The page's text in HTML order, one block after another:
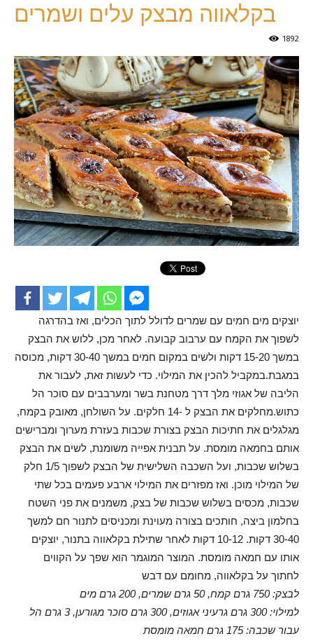
בקלאווה מבצק עלים ושמרים
1892
יוצקים מים חמים עם שמרים לדולל לתוך הכלים, ואז בהדרגה
לשפוך את הקמח עם ערבוב קבועה. לאחר מכן, ללוש את הבצק
במשך 15-20 דקות ולשים במקום חמים במשך 30-40 דקות, מכוסה
במגבת.במקביל להכין את המילוי. כדי לעשות זאת, לעבור את
הליבה של אגוזי מלך דרך מטחנת בשר ומערבבים עם סוכר הל
כתוש.מחלקים את הבצק ל -14 חלקים. על השולחן, מאובק בקמח,
מגלגלים את חתיכות הבצק בצורת שכבות בעזרת מערוך ומברישים
אותם בחמאה מומסת. על תבנית אפייה משומנת, לשים את הבצק
בשלוש שכבות, ועל השכבה השלישית של הבצק לשפוך 1/5 חלק
של המילוי מוכן. ואז מפזרים את המילוי ארבע פעמים בכל שתי
שכבות, מכסים בשלוש שכבות של בצק, משמנים את פני השטח
בחלמון ביצה, חותכים בצורה מעוינת ומכניסים לתנור חם למשך
30-40 דקות. 10-12 דקות לאחר שתילת בקלאווה בתנור, יוצקים
אותו עם חמאה מומסת. המוצר המוגמר הוא שפך על הקווים
לחתוך על בקלאווה, מחומם עם דבש
לבצק: 750 גרם קמח, 50 גרם שמרים, 200 גרם מים
למילוי: 300 גרם גרעיני אגוזים, 300 גרם סוכר מגורען, 3 גרם הל
עבור שכבה: 175 גרם חמאה מומסת